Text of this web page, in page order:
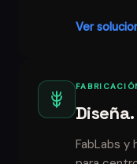
Ver
FabLabs y